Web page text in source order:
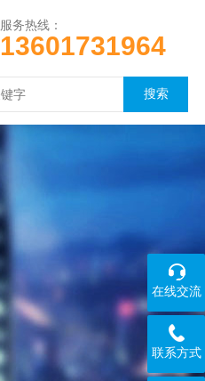
服务热线：
13601731964
在线交流
联系方式